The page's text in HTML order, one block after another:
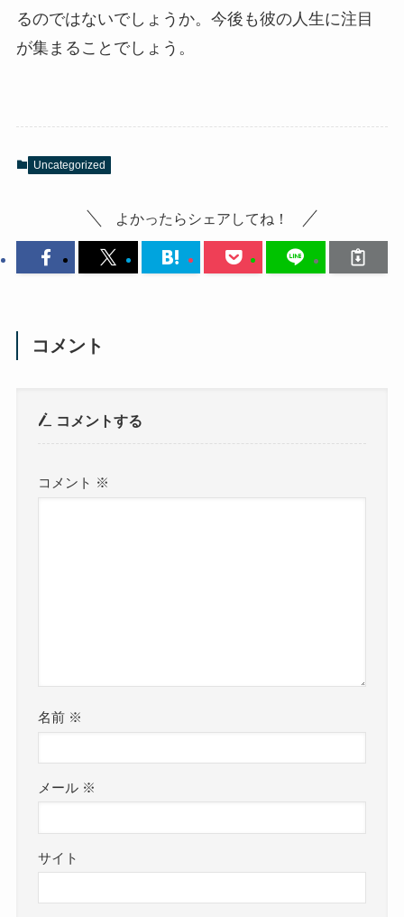
るのではないでしょうか。今後も彼の人生に注目
が集まることでしょう。
Uncategorized
よかったらシェアしてね！
コメント
コメントする
コメント ※
名前 ※
メール ※
サイト